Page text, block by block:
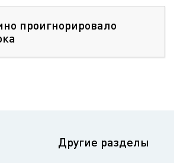
проигнорировало
Другие разделы